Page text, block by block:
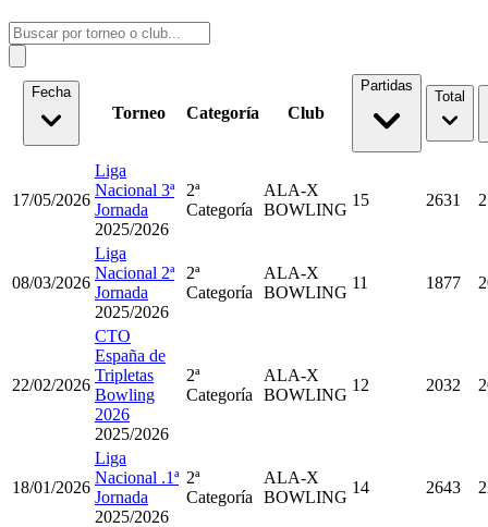
Fecha
Torneo Categoría Club
Partidas
Total
17/05/2026
Liga
Nacional 3ª
Jornada
2025/2026
2ª
Categoría
ALA-X
BOWLING
15 2631
08/03/2026
Liga
Nacional 2ª
Jornada
2025/2026
2ª
Categoría
ALA-X
BOWLING
11 1877
22/02/2026
CTO
España de
Tripletas
Bowling
2026
2025/2026
2ª
Categoría
ALA-X
BOWLING
12 2032
18/01/2026
Liga
Nacional .1ª
Jornada
2025/2026
2ª
Categoría
ALA-X
BOWLING
14 2643